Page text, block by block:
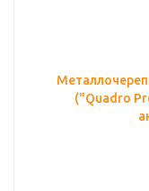
("Quadro